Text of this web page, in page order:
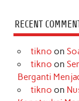
c
e
b
o
s
t
a
r
RECENT
tikno on
tikno on
Berganti
tikno on